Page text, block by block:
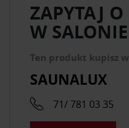
ZAPYTAJ O
W SALONIE
Ten produkt kupisz
SAUNALUX
71/ 781 03 35